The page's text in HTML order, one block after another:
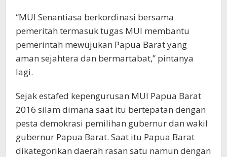
“MUI Senantiasa berkordinasi bersama
pemeritah termasuk tugas MUI membantu
pemerintah mewujukan Papua Barat yang
aman sejahtera dan bermartabat,” pintanya
lagi.
Sejak estafed kepengurusan MUI Papua Barat
2016 silam dimana saat itu bertepatan dengan
pesta demokrasi pemilihan gubernur dan wakil
gubernur Papua Barat. Saat itu Papua Barat
dikategorikan daerah rasan satu namun dengan